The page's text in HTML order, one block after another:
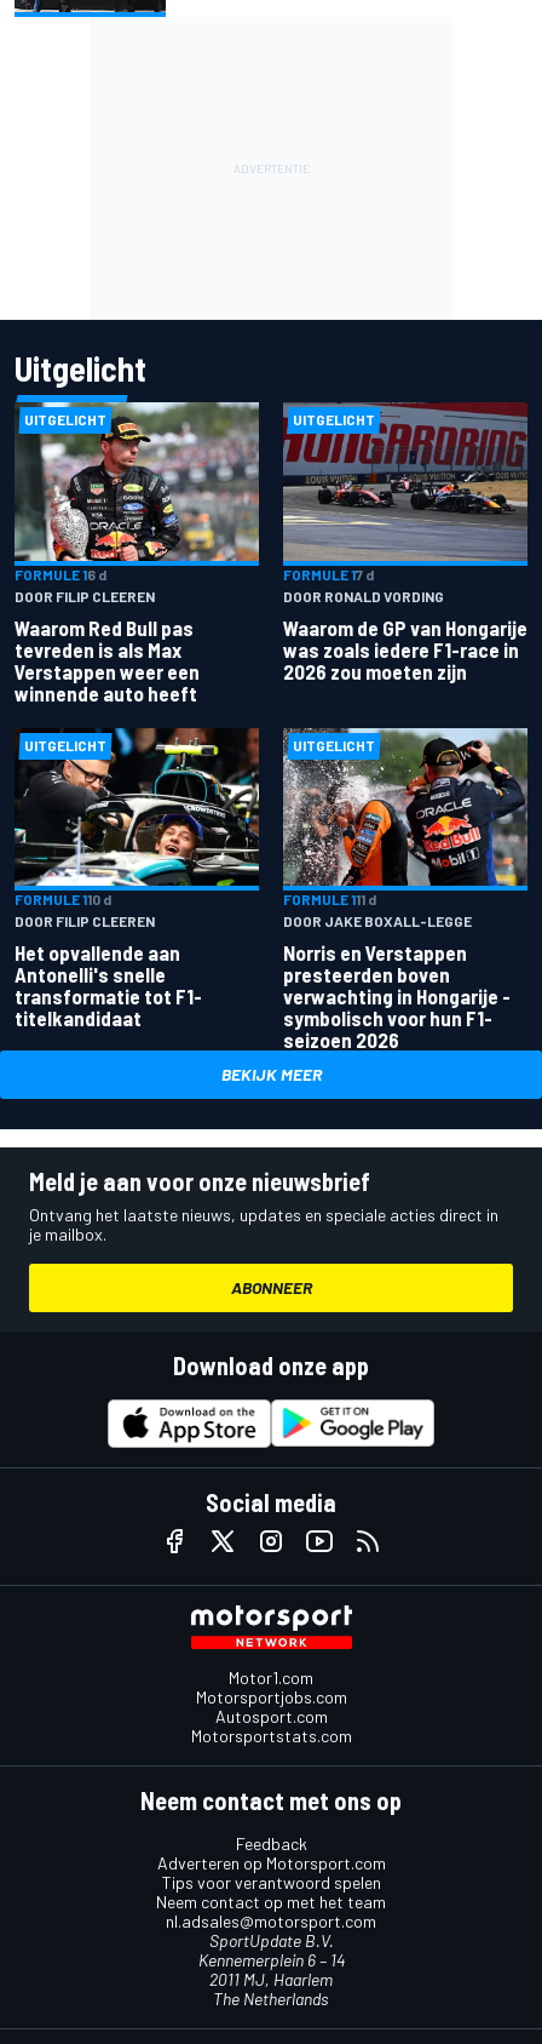
Uitgelicht
UITGELICHT
FORMULE 16 d
DOOR FILIP CLEEREN
Waarom Red Bull pas
tevreden is als Max
Verstappen weer een
winnende auto heeft
UITGELICHT
FORMULE 17 d
DOOR RONALD VORDING
Waarom de GP van Hongarije
was zoals iedere F1-race in
2026 zou moeten zijn
UITGELICHT
FORMULE 110 d
DOOR FILIP CLEEREN
Het opvallende aan
Antonelli's snelle
transformatie tot F1-
titelkandidaat
UITGELICHT
FORMULE 111 d
DOOR JAKE BOXALL-LEGGE
Norris en Verstappen
presteerden boven
verwachting in Hongarije -
symbolisch voor hun F1-
seizoen 2026
BEKIJK MEER
Meld je aan voor onze nieuwsbrief
Ontvang het laatste nieuws, updates en speciale acties direct in
je mailbox.
ABONNEER
Download onze app
Social media
Motor1.com
Motorsportjobs.com
Autosport.com
Motorsportstats.com
Neem contact met ons op
Feedback
Adverteren op Motorsport.com
Tips voor verantwoord spelen
Neem contact op met het team
nl.adsales@motorsport.com
SportUpdate B.V.
Kennemerplein 6 – 14
2011 MJ, Haarlem
The Netherlands